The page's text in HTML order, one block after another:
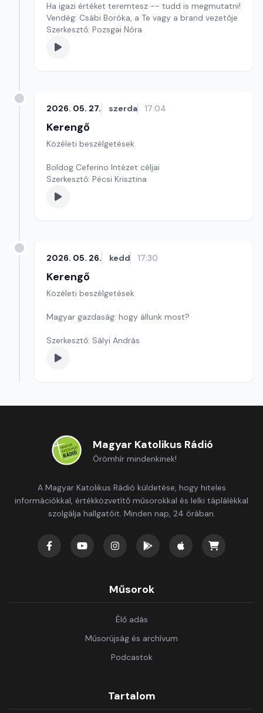
Ha igazi értéket teremtesz -- tudd is megmutatni!
Vendég: Csábi Boróka, a Te vagy a brand vezetője
Szerkesztő: Pozsgai Nóra
2026. 05. 27. szerda 17:04
Kerengő
Közéleti beszélgetések
Boldog Ceferino Intézet céljai
Szerkesztő: Pécsi Krisztina
2026. 05. 26. kedd 17:30
Kerengő
Közéleti beszélgetések
Magyar gazdaság: hogy állunk most?
Szerkesztő: Sályi András
Magyar Katolikus Rádió
Örömhír mindenkinek!
A Magyar Katolikus Rádió küldetése, hogy hiteles
információkkal, értékközvetítő műsorokkal és lelki táplálékkal
szolgálja hallgatóit. Minden nap, 24 órában.
Műsorok
Élő adás
Műsorújság és archívum
Podcastok
Tartalom